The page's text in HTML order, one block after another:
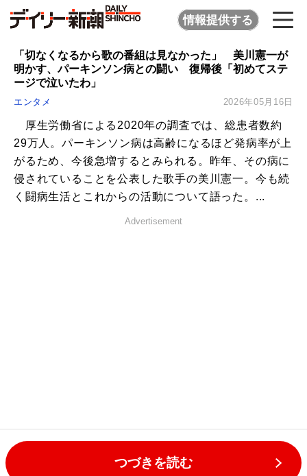
情報提供する
「切なくなるから歌の番組は見なかった」 美川憲一が
明かす、パーキンソン病との闘い 復帰後「初めてステ
ージで泣いたわ」
エンタメ 2026年05月16日
厚生労働省による2020年の調査では、総患者数約
29万人。パーキンソン病は高齢になるほど発病率が上
がるため、今後急増するとみられる。昨年、その病に
侵されていることを公表した歌手の美川憲一。今も続
く闘病生活とこれからの活動について語った。...
Advertisement
つづきを読む